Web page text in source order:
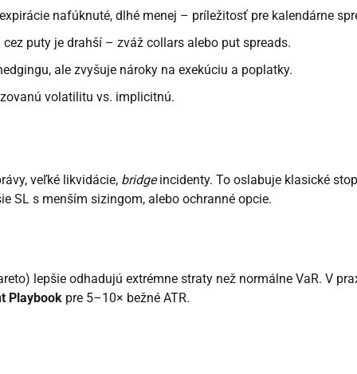
nafúknuté, dlhé menej – príležitosť pre kalendárne
puty je drahší – zváž collars alebo put spreads.
ale zvyšuje nároky na exekúciu a poplatky.
volatilitu vs. implicitnú.
veľké likvidácie, bridgeincidenty. To oslabuje klasické
SL s menším sizingom, alebo ochranné opcie.
lepšie odhadujú extrémne straty než normálne VaR. V
Playbook pre 5–10× bežné ATR.